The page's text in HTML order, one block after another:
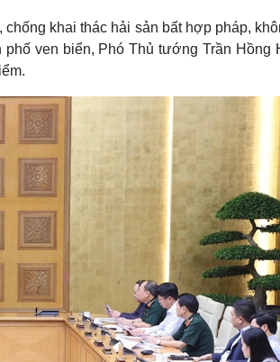
Tư vấn
Vì
Nghệ sĩ
Sao Việt
Tư
khai thác hải sản bất hợp pháp,
ven biển, Phó Thủ tướng Trần Hồng